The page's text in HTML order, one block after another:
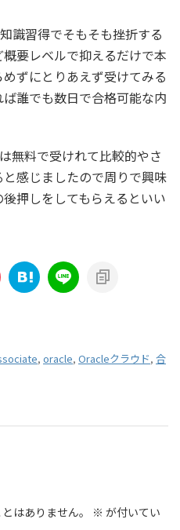
識習得でそもそも挫折する
要レベルで抑えるだけで本
ずにとりあえず受けてみる
誰でも数日で合格可能な内
無料で受けれて比較的やさ
感じましたので周りで興味
押しをしてもらえるといい
, oracle, Oracleクラウド, 合
はありません。 ※ が付いてい